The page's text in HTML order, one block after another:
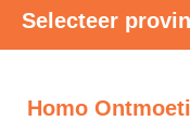
Selecteer
Homo